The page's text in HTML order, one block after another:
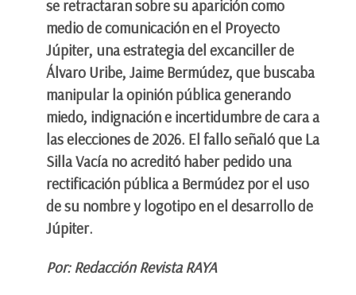
se retractaran sobre su aparición como
medio de comunicación en el Proyecto
Júpiter, una estrategia del excanciller de
Álvaro Uribe, Jaime Bermúdez, que buscaba
manipular la opinión pública generando
miedo, indignación e incertidumbre de cara a
las elecciones de 2026. El fallo señaló que La
Silla Vacía no acreditó haber pedido una
rectificación pública a Bermúdez por el uso
de su nombre y logotipo en el desarrollo de
Júpiter.
Por: Redacción Revista RAYA